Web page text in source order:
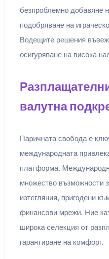
безпроблемно добавяне
подобряване на
Водещите решения
осигуряване на висока
валутна
Паричната свобода е
международната
платформа.
множество възможности
изтегляния, пригодени
финансови мрежи. Ние
широка селекция от
гарантиране на комфорт.